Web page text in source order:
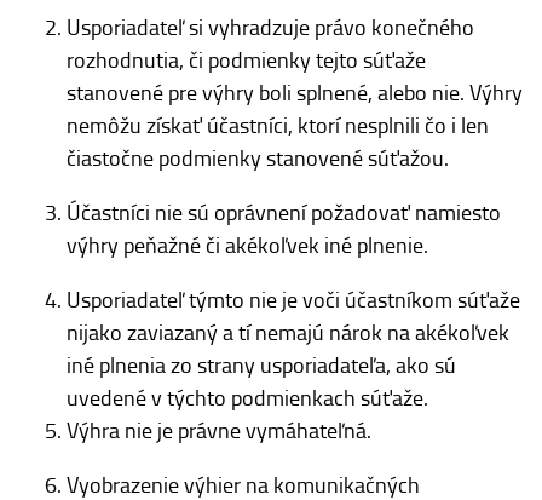
Usporiadateľ si vyhradzuje právo konečného
rozhodnutia, či podmienky tejto súťaže
stanovené pre výhry boli splnené, alebo nie. Výhry
nemôžu získať účastníci, ktorí nesplnili čo i len
čiastočne podmienky stanovené súťažou.
Účastníci nie sú oprávnení požadovať namiesto
výhry peňažné či akékoľvek iné plnenie.
Usporiadateľ týmto nie je voči účastníkom súťaže
nijako zaviazaný a tí nemajú nárok na akékoľvek
iné plnenia zo strany usporiadateľa, ako sú
uvedené v týchto podmienkach súťaže.
Výhra nie je právne vymáhateľná.
Vyobrazenie výhier na komunikačných